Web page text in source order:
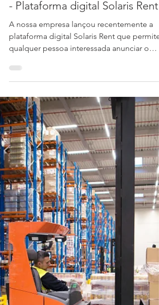
José Peças
Alugue o seu telhado ou terreno
- Plataforma digital Solaris Rent
A nossa empresa lançou recentemente a
plataforma digital Solaris Rent que permite
qualquer pessoa interessada anunciar o
aluguer/...